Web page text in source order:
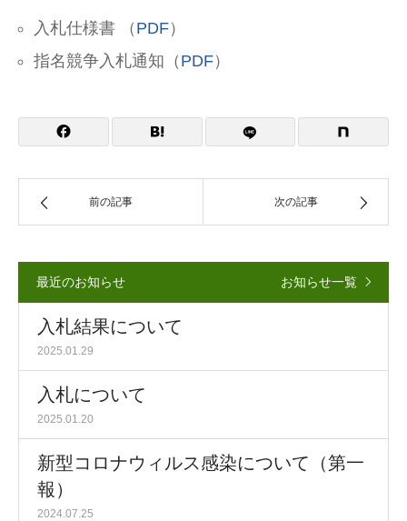
入札仕様書 （ PDF）
指名競争入札通知（ PDF）
前の記事 次の記事
最近のお知らせ お知らせ一覧
入札結果について
2025.01.29
入札について
2025.01.20
新型コロナウィルス感染について（第一
報）
2024.07.25